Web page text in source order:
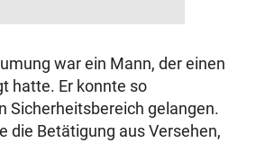
war ein Mann, der einen
hatte. Er konnte so
Sicherheitsbereich gelangen.
die Betätigung aus Versehen,